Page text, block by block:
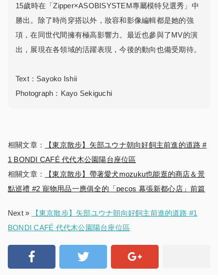
15歲時在「Zipper×ASOBISYSTEM專屬模特兒選秀」中
勝出。除了時尚穿搭以外，妝容和影像編輯都是她的強
項，在同世代間擁有極高影響力。最近也參與了MV的演
出，展現在各領域的活躍表現，今後的動向也備受期待。
Text：Sayoko Ishii
Photograph：Kayo Sekiguchi
相關文章：
【東京散步】矢部ユウナ朝向好飼主前進的道路 #
1 BONDI CAFÉ 代代木公園陽台座位區
相關文章：
【東京散步】帶著愛犬mozuku也能逛的商店＆景
點巡禮 #2 寵物用品一應俱全的「pecos 幕張新都心店」前篇
Next »
【東京散步】矢部ユウナ朝向好飼主前進的道路 #1
BONDI CAFÉ 代代木公園陽台座位區